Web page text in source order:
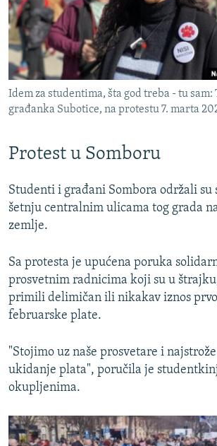
Idem za studentima, šta god treba - tu
građanka Subotice, na protestu 7. marta
Protest u Somboru
Studenti i građani Sombora održali su
šetnju centralnim ulicama tog grada
zemlje.
Sa protesta je upućena poruka
prosvetnim radnicima koji su u
primili delimičan ili nikakav iznos
februarske plate.
"Stojimo uz naše prosvetare i
ukidanje plata", poručila je
okupljenima.